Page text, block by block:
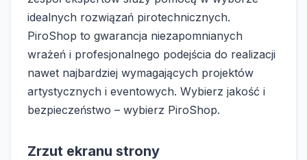
idealnych rozwiązań pirotechnicznych.
PiroShop to gwarancja niezapomnianych
wrażeń i profesjonalnego podejścia do realizacji
nawet najbardziej wymagających projektów
artystycznych i eventowych. Wybierz jakość i
bezpieczeństwo – wybierz PiroShop.
Zrzut ekranu strony